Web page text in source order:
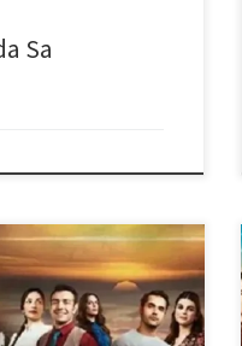
Sa